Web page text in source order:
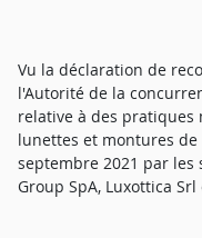
Vu la déclaration de
l'Autorité de la
relative à des pratiques
lunettes et montures
septembre 2021 par les
Group SpA, Luxottica